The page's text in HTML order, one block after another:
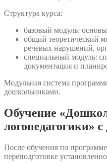
Структура курса:
базовый модуль:
общий теоретический
речевых нарушений,
специальный модуль:
документация и
Модульная система
дошкольниками.
Обучение
логопедагогики»
После обучения по
переподготовке